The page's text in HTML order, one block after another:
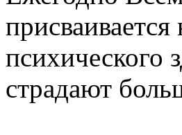
психического
страдают